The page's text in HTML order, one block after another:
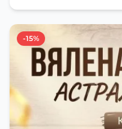
-15%